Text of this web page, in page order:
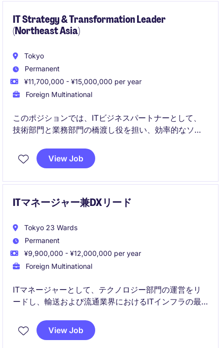
IT Strategy & Transformation Leader
(Northeast Asia)
Tokyo
Permanent
¥11,700,000 - ¥15,000,000 per year
Foreign Multinational
このポジションでは、ITビジネスパートナーとして、
技術部門と業務部門の橋渡し役を担い、効率的なソリ
点に、産業/製造分野でのIT戦略を推進し、業務プロセ
スの最適化をサポートします。
View Job
ITマネージャー兼DXリード
Tokyo 23 Wards
Permanent
¥9,900,000 - ¥12,000,000 per year
Foreign Multinational
ITマネージャーとして、テクノロジー部門の運営をリ
ードし、輸送および流通業界におけるITインフラの最
し、業務の円滑な遂行をサポートします。
View Job